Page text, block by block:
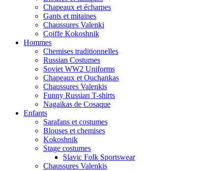
Chapeaux et écharpes
Gants et mitaines
Chaussures Valenki
Coiffe Kokoshnik
Hommes
Chemises traditionnelles
Russian Costumes
Soviet WW2 Uniforms
Chapeaux et Ouchankas
Chaussures Valenkis
Funny Russian T-shirts
Nagaikas de Cosaque
Enfants
Sarafans et costumes
Blouses et chemises
Kokoshnik
Stage costumes
Slavic Folk Sportswear
Chaussures Valenkis